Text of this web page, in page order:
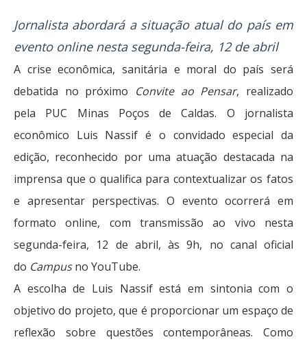
Jornalista abordará a situação atual do país em
evento online nesta segunda-feira, 12 de abril
A crise econômica, sanitária e moral do país será
debatida no próximo Convite ao Pensar, realizado
pela PUC Minas Poços de Caldas. O jornalista
econômico Luis Nassif é o convidado especial da
edição, reconhecido por uma atuação destacada na
imprensa que o qualifica para contextualizar os fatos
e apresentar perspectivas. O evento ocorrerá em
formato online, com transmissão ao vivo nesta
segunda-feira, 12 de abril, às 9h, no canal oficial
do Campusno YouTube.
A escolha de Luis Nassif está em sintonia com o
objetivo do projeto, que é proporcionar um espaço de
reflexão sobre questões contemporâneas. Como